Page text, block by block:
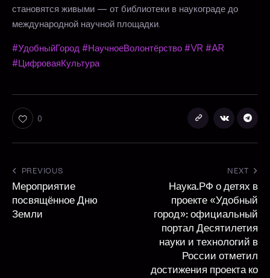
становятся живыми — от библиотеки в наукограде до
международной научной площадки.
#УдобныйГород #НаучноеВолонтёрство #VR #AR
#ЦифроваяКультура
0
PREVIOUS
Мероприятие
посвящённое Дню
Земли
NEXT
Наука.РФ о детях в
проекте «Удобный
город»: официальный
портал Десятилетия
науки и технологий в
России отметил
достижения проекта ко